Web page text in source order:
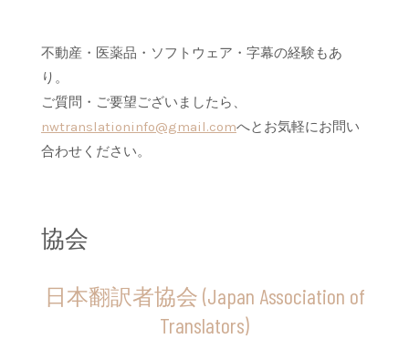
不動産・医薬品・ソフトウェア・字幕の経験もあ
り。
ご質問・ご要望ございましたら、
nwtranslationinfo@gmail.comへとお気軽にお問い
合わせください。
協会
日本翻訳者協会 (Japan Association of
Translators)